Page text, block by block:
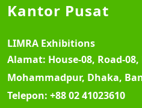
Kantor Pusat
LIMRA Exhibitions
Alamat: House-08, Road-
Mohammadpur, Dhaka,
Telepon: +88 02 41023610